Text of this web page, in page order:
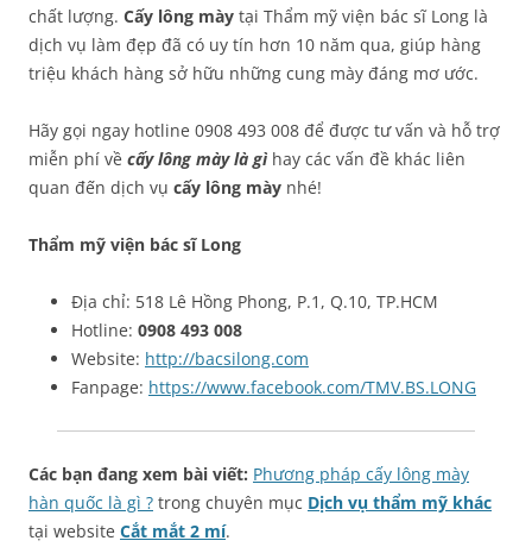
chất lượng. Cấy lông mày tại Thẩm mỹ viện bác sĩ Long là
dịch vụ làm đẹp đã có uy tín hơn 10 năm qua, giúp hàng
triệu khách hàng sở hữu những cung mày đáng mơ ước.
Hãy gọi ngay hotline 0908 493 008 để được tư vấn và hỗ trợ
miễn phí về cấy lông mày là gì hay các vấn đề khác liên
quan đến dịch vụ cấy lông mày nhé!
Thẩm mỹ viện bác sĩ Long
Địa chỉ: 518 Lê Hồng Phong, P.1, Q.10, TP.HCM
Hotline: 0908 493 008
Website: http://bacsilong.com
Fanpage: https://www.facebook.com/TMV.BS.LONG
Các bạn đang xem bài viết: Phương pháp cấy lông mày
hàn quốc là gì ? trong chuyên mục Dịch vụ thẩm mỹ khác
tại website Cắt mắt 2 mí.